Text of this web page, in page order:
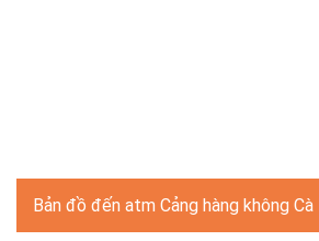
Bản đồ đến atm Cảng hàng không Cà